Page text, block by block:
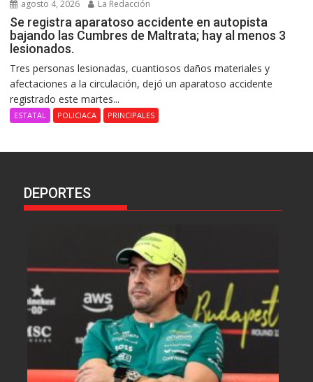
agosto 4, 2026 La Redacción
Se registra aparatoso accidente en autopista
bajando las Cumbres de Maltrata; hay al menos 3
lesionados.
Tres personas lesionadas, cuantiosos daños materiales y
afectaciones a la circulación, dejó un aparatoso accidente
registrado este martes...
ESTATAL POLICIACA PRINCIPALES
DEPORTES